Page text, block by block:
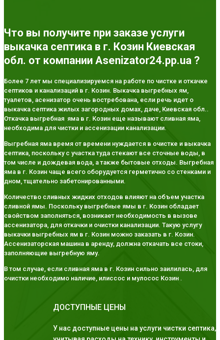
Что вы получите при заказе услуги
выкачка септика в г. Козин Киевская
обл. от компании Asenizator24.pp.ua ?
Более 7 лет мы специализируемся на работе по чистке и откачке
септиков и канализаций в г. Козин. Выкачка выгребных ям,
туалетов, асенизатор очень востребована, если речь идет о
выкачка септика жилых загородных домах, даче, Киевская обл..
Откачка выгребная яма в г. Козин еще называют сливная яма,
необходима для чистки и ассенизации канализации.
Выгребная яма время от времени нуждается в очистке и выкачка
септика, поскольку с участка туда стекают все сточные воды, в
том числе и дождевая вода, а также бытовые отходы. Выгребная
яма в г. Козин чаще всего оборудуется герметично со стенками и
дном, тщательно забетонированными.
Количество сливных жидких отходов влияют на объем участка
сливной ямы. Поскольку выгребные ямы в г. Козин обладает
свойством заполняться, возникает необходимость в вызове
ассенизатора, для откачки и очистки канализации. Такую услугу
выкачки выгребных ям в г. Козин можно заказать в г. Козин.
Ассенизаторская машина в аренду, должна откачать все стоки,
заполняющие выгребную яму.
В том случае, если сливная яма в г. Козин сильно заилилась, для
очистки необходимо наличие, илиссос и мулосос Козин .
ДОСТУПНЫЕ ЦЕНЫ
У нас доступные цены на услуги чистки септика,